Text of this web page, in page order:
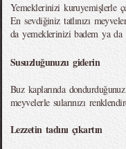
Yemeklerinizi kuruyemişlerle
En sevdiğiniz tatlınızı
da yemeklerinizi badem ya da
Susuzluğunuzu giderin
Buz kaplarında
meyvelerle sularınızı
Lezzetin tadını çıkartın